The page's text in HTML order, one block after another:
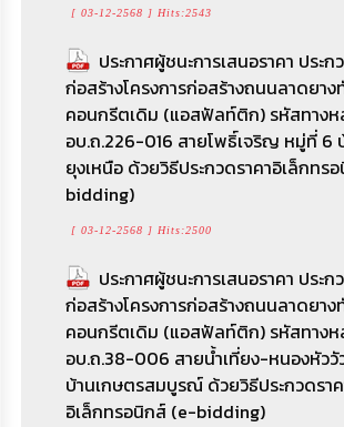
[ 03-12-2568 ] Hits:2543
ประกาศผู้ชนะการเสนอราคา ประก
ก่อสร้างโครงการก่อสร้างถนนลาดยา
คอนกรีตเดิม (แอสฟัลท์ติก) รหัสทางห
อบ.ถ.226-016 สายโพธิ์เจริญ หมู่ที่ 6
ยุงเหนือ ด้วยวิธีประกวดราคาอิเล็กทร
bidding)
[ 03-12-2568 ] Hits:2500
ประกาศผู้ชนะการเสนอราคา ประก
ก่อสร้างโครงการก่อสร้างถนนลาดยา
คอนกรีตเดิม (แอสฟัลท์ติก) รหัสทางห
อบ.ถ.38-006 สายน้ำเที่ยง-หนองหัววั
บ้านเกษตรสมบูรณ์ ด้วยวิธีประกวดรา
อิเล็กทรอนิกส์ (e-bidding)